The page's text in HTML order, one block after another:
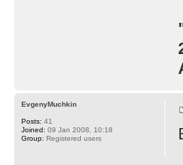
EvgenyMuchkin
Posts: 41
Joined: 09 Jan 2008, 10:18
Group: Registered users